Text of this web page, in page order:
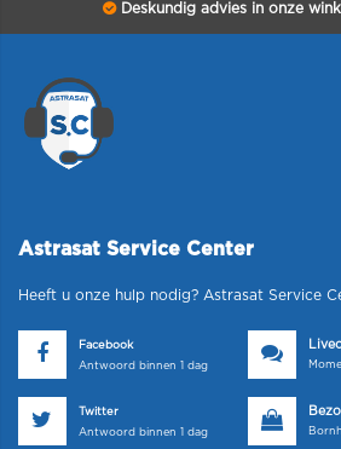
Deskundig advies in onze
Astrasat Service Center
Heeft u onze hulp nodig? Astrasat Service
Facebook
Antwoord binnen 1 dag
Twitter
Antwoord binnen 1 dag